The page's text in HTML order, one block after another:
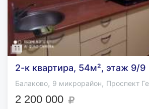
11
2-к квартира, 54м², этаж 9/9
Балаково, 9 микрорайон, Проспект
2 200 000